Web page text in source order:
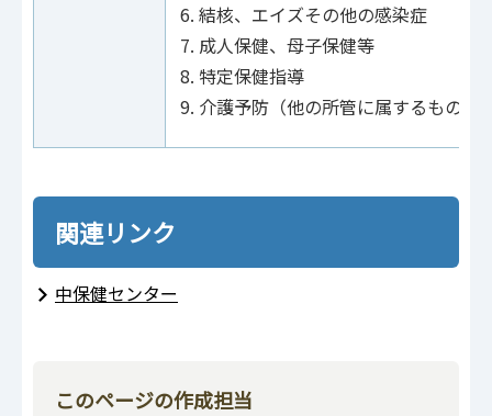
結核、エイズその他の感染症
成人保健、母子保健等
特定保健指導
介護予防（他の所管に属するものを
関連リンク
中保健センター
このページの作成担当